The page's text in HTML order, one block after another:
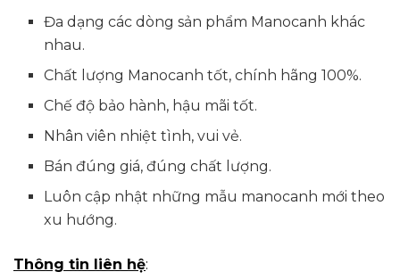
Đa dạng các dòng sản phẩm Manocanh khác
nhau.
Chất lượng Manocanh tốt, chính hãng 100%.
Chế độ bảo hành, hậu mãi tốt.
Nhân viên nhiệt tình, vui vẻ.
Bán đúng giá, đúng chất lượng.
Luôn cập nhật những mẫu manocanh mới theo
xu hướng.
Thông tin liên hệ: